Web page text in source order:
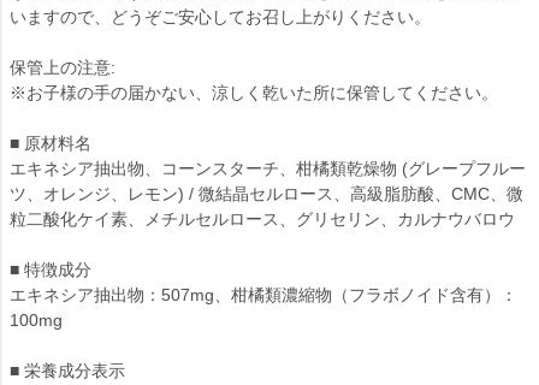
いますので、どうぞご安心してお召し上がりください。
保管上の注意:
※お子様の手の届かない、涼しく乾いた所に保管してください。
■ 原材料名
エキネシア抽出物、コーンスターチ、柑橘類乾燥物 (グレープフルー
ツ、オレンジ、レモン) / 微結晶セルロース、高級脂肪酸、CMC、微
粒二酸化ケイ素、メチルセルロース、グリセリン、カルナウバロウ
■ 特徴成分
エキネシア抽出物：507mg、柑橘類濃縮物（フラボノイド含有）：
100mg
■ 栄養成分表示